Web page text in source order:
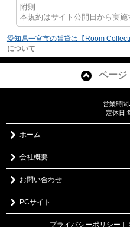
附則
本規約はサイト公開日から実施
愛知県一宮市の賃貸は【Room
について
ページ
営業時間
定休日:
ホーム
会社概要
お問い合わせ
PCサイト
プライバシーポリシー ｜